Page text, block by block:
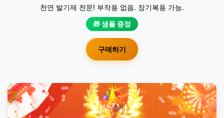
천연 발기제 전문! 부작용 없음. 장기복용 가능.
🎁 샘플 증정
구매하기
7